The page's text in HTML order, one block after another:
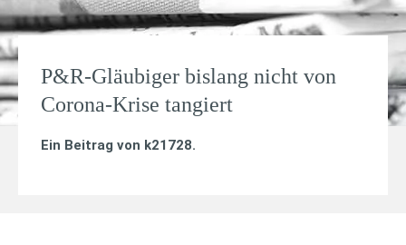
P&R-Gläubiger bislang nicht von
Corona-Krise tangiert
Ein Beitrag von k21728.